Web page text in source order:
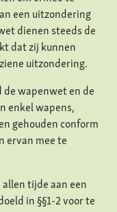
een uitzondering
dienen steeds de
dat zij kunnen
uitzondering.
wapenwet en de
enkel wapens,
gehouden conform
ervan mee te
allen tijde aan een
in §§1-2 voor te